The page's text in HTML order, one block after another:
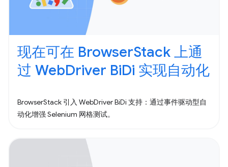
现在可在 BrowserStack 上通
过 WebDriver BiDi 实现自动化
BrowserStack 引入 WebDriver BiDi 支持：通过事件驱动型自
动化增强 Selenium 网格测试。